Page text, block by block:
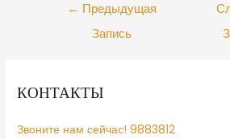
← Предыдущая
Запись
КОНТАКТЫ
Звоните нам сейчас! 9883812